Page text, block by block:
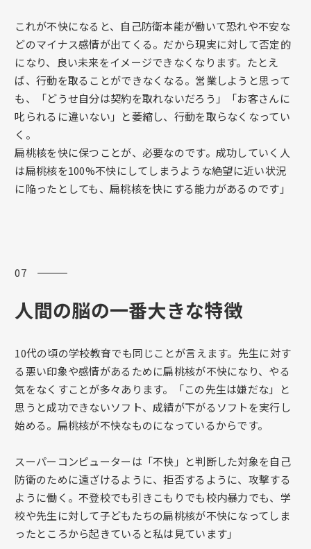
これが不快になると、自己防衛本能が働いて恐れや不安な
どのマイナス感情が出てくる。だから現実に対して否定的
になり、良い未来をイメージできなくなります。たとえ
ば、行動を取ることができなくなる。営業しようと思って
も、「どうせ自分は契約を取れないだろう」「お客さんに
叱られるに違いない」と萎縮し、行動を取らなくなってい
く。
扁桃核を快に保つことが、必要なのです。成功していく人
は扁桃核を100%不快にしてしまうような絶望に近い状況
に陥ったとしても、扁桃核を快にする能力があるのです」
07 ―――
人間の脳の一番大きな特徴
10代の頃の学校教育でも同じことが言えます。先生に対す
る悪い印象や感情があるために扁桃核が不快になり、やる
気をなくすことが多々あります。「この先生は嫌だな」と
思うと成功できないソフト、成績が下がるソフトを実行し
始める。扁桃核が不快なものになっているからです。
スーパーコンピューターは「不快」と判断した対象を自己
防衛のために遠ざけるように、拒否するように、攻撃する
ように働く。不登校でも引きこもりでも校内暴力でも、学
校や先生に対して子どもたちの扁桃核が不快になってしま
ったところから起きていると私は見ています」